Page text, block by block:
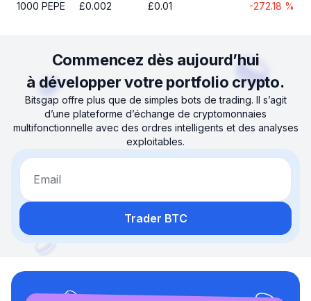
1000 PEPE £0.002 £0.01 -272.18 %
Commencez dès aujourd’hui
à développer votre portfolio crypto.
Bitsgap offre plus que de simples bots de trading. Il s’agit
d’une plateforme d’échange de cryptomonnaies
multifonctionnelle avec des ordres intelligents et des analyses
exploitables.
Email
Trader BTC